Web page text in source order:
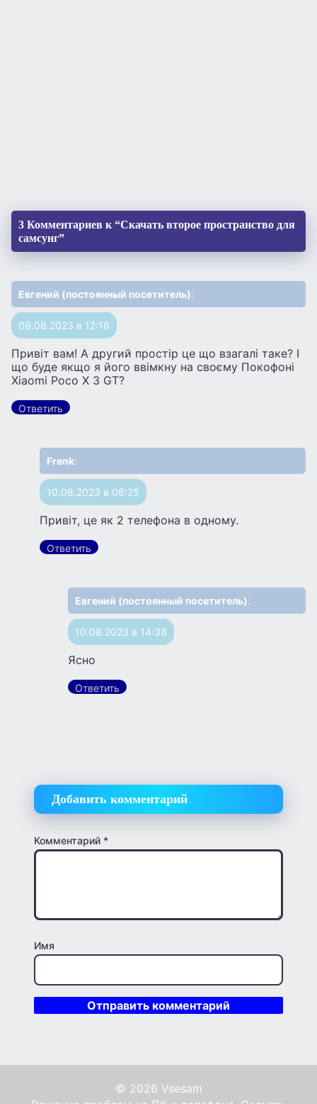
3 Комментариев к “Скачать второе пространство для
самсунг”
Евгений (постоянный посетитель):
09.08.2023 в 12:16
Привіт вам! А другий простір це що взагалі таке? І
що буде якщо я його ввімкну на своєму Покофоні
Xiaomi Poco X 3 GT?
Ответить
Frenk:
10.08.2023 в 06:25
Привіт, це як 2 телефона в одному.
Ответить
Евгений (постоянный посетитель):
10.08.2023 в 14:38
Ясно
Ответить
Добавить комментарий
Комментарий *
Имя
© 2026 Vsesam